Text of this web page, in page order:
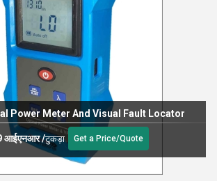
DWDM Channel Analyzer
आईएनआर/टुकड़ा Get a Price/Quote